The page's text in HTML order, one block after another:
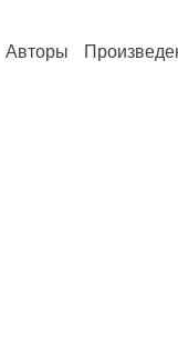
Авторы